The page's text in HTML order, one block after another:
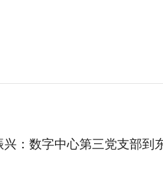
：数字中心第三党支部到